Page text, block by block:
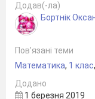
Чи може сума
У якому
Знайдіть
Додав(-ла)
Бортнік
Пов’язані теми
Математика, 1 клас,
Додано
1 березня 2019